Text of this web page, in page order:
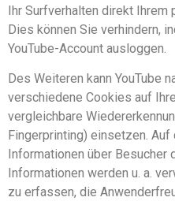
Ihr Surfverhalten direkt Ihrem
Dies können Sie verhindern,
YouTube-Account ausloggen.
Des Weiteren kann YouTube
verschiedene Cookies auf
vergleichbare
Fingerprinting) einsetzen. Auf
Informationen über
Informationen werden u. a.
zu erfassen, die